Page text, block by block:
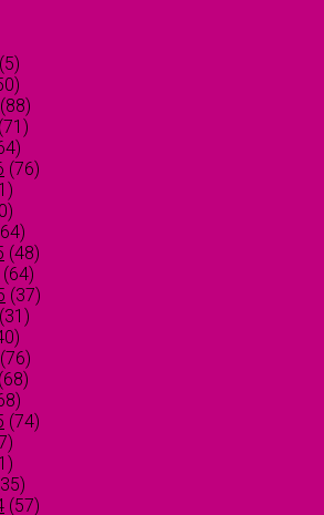
(5)
(88)
(71)
(76)
(48)
(64)
(37)
(31)
(76)
(68)
(74)
(57)